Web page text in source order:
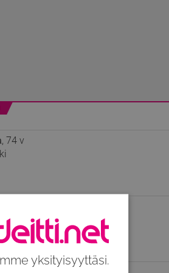
, 74 v
yksityisyyttäsi.